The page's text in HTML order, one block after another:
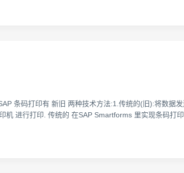
条码打印有 新旧 两种技术方法:1.传统的(旧):将数据
进行打印. 传统的 在SAP Smartforms 里实现条码打